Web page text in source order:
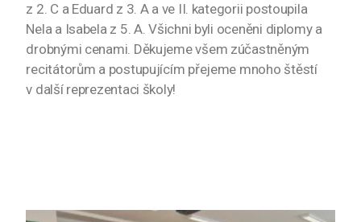
z 2. C a Eduard z 3. A a ve II. kategorii postoupila
Nela a Isabela z 5. A. Všichni byli oceněni diplomy a
drobnými cenami. Děkujeme všem zúčastněným
recitátorům a postupujícím přejeme mnoho štěstí
v další reprezentaci školy!